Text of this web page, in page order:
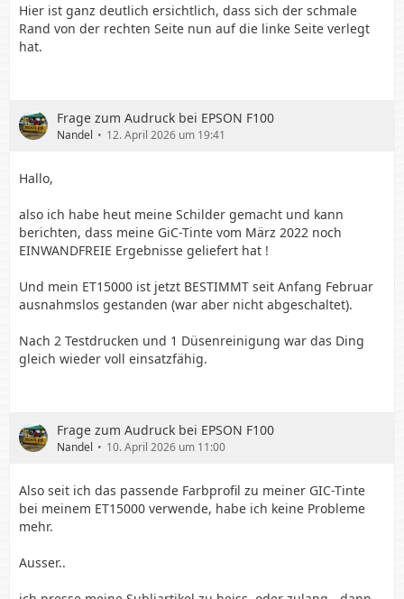
Hier ist ganz deutlich ersichtlich, dass sich der schmale
Rand von der rechten Seite nun auf die linke Seite verlegt
hat.
Frage zum Audruck bei EPSON F100
Nandel 12. April 2026 um 19:41
Hallo,
also ich habe heut meine Schilder gemacht und kann
berichten, dass meine GiC-Tinte vom März 2022 noch
EINWANDFREIE Ergebnisse geliefert hat !
Und mein ET15000 ist jetzt BESTIMMT seit Anfang Februar
ausnahmslos gestanden (war aber nicht abgeschaltet).
Nach 2 Testdrucken und 1 Düsenreinigung war das Ding
gleich wieder voll einsatzfähig.
Frage zum Audruck bei EPSON F100
Nandel 10. April 2026 um 11:00
Also seit ich das passende Farbprofil zu meiner GIC-Tinte
bei meinem ET15000 verwende, habe ich keine Probleme
mehr.
Ausser..